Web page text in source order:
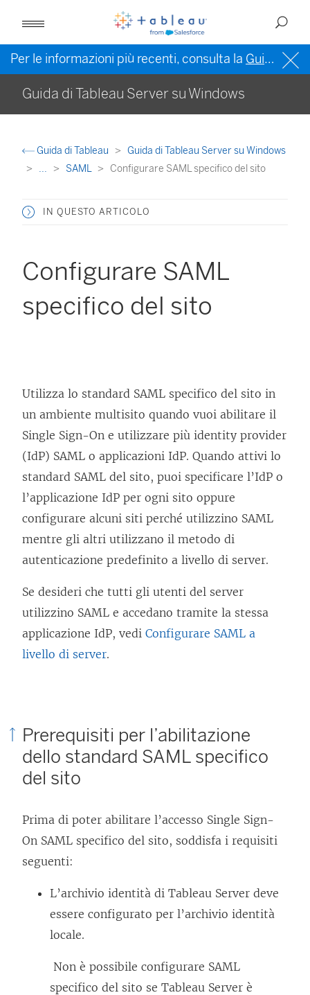
Per le informazioni più recenti, consulta la Guida di Tableau in inglese (Stati Uniti)
Guida di Tableau Server su Windows
Guida di Tableau
Guida di Tableau Server su Windows
...
SAML Configurare SAML specifico del sito
IN QUESTO ARTICOLO
Configurare SAML
specifico del sito
Utilizza lo standard SAML specifico del sito in
un ambiente multisito quando vuoi abilitare il
Single Sign-On e utilizzare più identity provider
(IdP) SAML o applicazioni IdP. Quando attivi lo
standard SAML del sito, puoi specificare l’IdP o
l’applicazione IdP per ogni sito oppure
configurare alcuni siti perché utilizzino SAML
mentre gli altri utilizzano il metodo di
autenticazione predefinito a livello di server.
Se desideri che tutti gli utenti del server
utilizzino SAML e accedano tramite la stessa
applicazione IdP, vedi Configurare SAML a
livello di server.
Prerequisiti per l’abilitazione
dello standard SAML specifico
del sito
Prima di poter abilitare l’accesso Single Sign-
On SAML specifico del sito, soddisfa i requisiti
seguenti:
L’archivio identità di Tableau Server deve
essere configurato per l’archivio identità
locale.
Non è possibile configurare SAML
specifico del sito se Tableau Server è